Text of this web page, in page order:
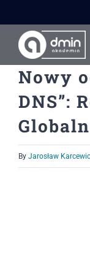
do
zawartości
Nowy
DNS”:
By Jarosław